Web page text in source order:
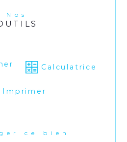
Nos
Calculatrice
Imprimer
ce bien